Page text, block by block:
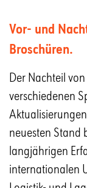
Vor- und
Broschüren.
Der Nachteil
verschiedenen
neuesten Stand
langjährigen
internationalen